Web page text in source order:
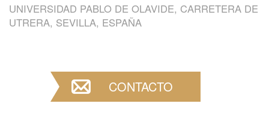
UNIVERSIDAD PABLO DE OLAVIDE, CARRETERA DE
UTRERA, SEVILLA, ESPAÑA
CONTACTO